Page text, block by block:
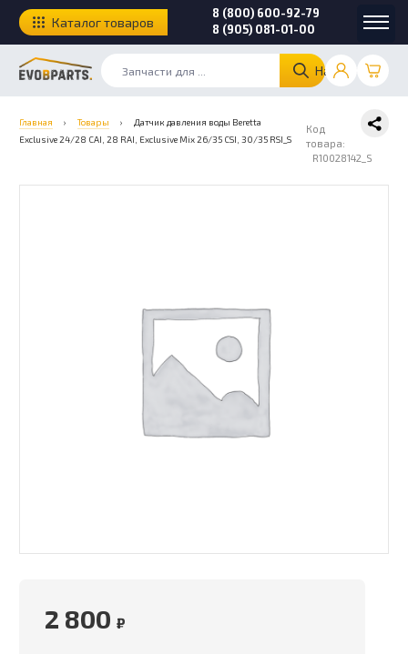
Найти
8 (800) 600-92-79
8 (905) 081-01-00
Каталог товаров
Главная › Товары ›
Датчик давления воды Beretta
Exclusive 24/28 CAI, 28 RAI, Exclusive Mix 26/35 CSI, 30/35 RSI_S
Код
товара:
R10028142_S
2 800 ₽